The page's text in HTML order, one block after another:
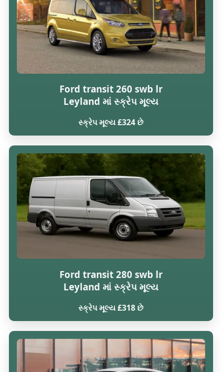
Ford transit 260 swb lr
Leyland માં સ્ક્રેપ મૂલ્ય
સ્ક્રેપ મૂલ્ય £324 છે
Ford transit 280 swb lr
Leyland માં સ્ક્રેપ મૂલ્ય
સ્ક્રેપ મૂલ્ય £318 છે